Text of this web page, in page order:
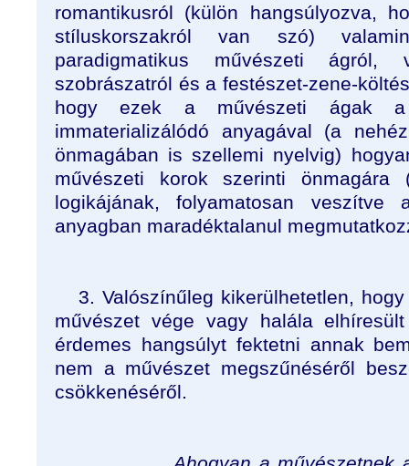
romantikusról (külön hangsúlyozva,
stíluskorszakról van szó)
paradigmatikus művészeti ágról,
szobrászatról és a festészet-zene-
hogy ezek a művészeti ágak
immaterializálódó anyagával (a
önmagában is szellemi nyelvig)
művészeti korok szerinti önmagára
logikájának, folyamatosan veszítve
anyagban maradéktalanul
3. Valószínűleg kikerülhetetlen,
művészet vége vagy halála
érdemes hangsúlyt fektetni annak
nem a művészet megszűnéséről
csökkenéséről.